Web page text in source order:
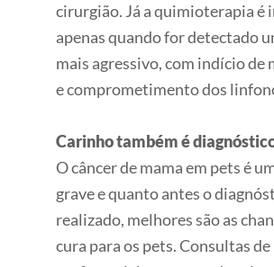
cirurgião. Já a quimioterapia é
apenas quando for detectado
mais agressivo, com indício de
e comprometimento dos
Carinho também é
O câncer de mama em pets é
grave e quanto antes o
realizado, melhores são as
cura para os pets. Consultas